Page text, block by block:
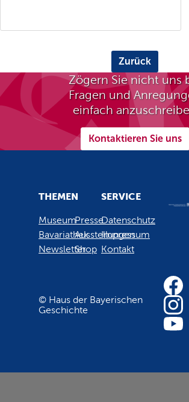
Zurück
Zögern Sie nicht uns
Fragen und
einfach
Kontaktieren Sie uns
THEMEN
Museum
Bavariathek
Newsletter
Presse
Ausstellungen
Shop
SERVICE
Datenschutz
Impressum
Kontakt
© Haus der Bayerischen
Geschichte